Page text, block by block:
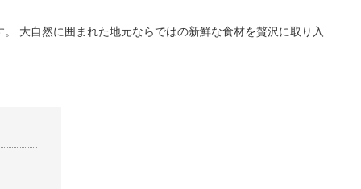
大自然に囲まれた地元ならではの新鮮な食材を贅沢に取り入